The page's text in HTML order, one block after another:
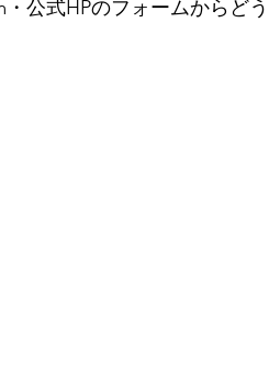
公式HPのフォームからど